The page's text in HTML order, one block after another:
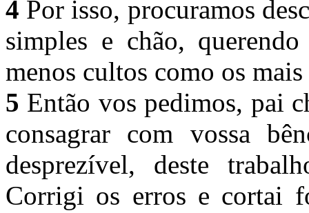
4 Por isso, procuramos
simples e chão,
menos cultos como os
5 Então vos pedimos, pai
consagrar com vossa
desprezível, deste
Corrigi os erros e cortai